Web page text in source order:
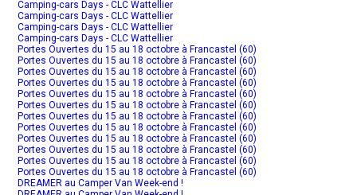
Camping-cars Days - CLC Wattellier
Camping-cars Days - CLC Wattellier
Camping-cars Days - CLC Wattellier
Camping-cars Days - CLC Wattellier
Portes Ouvertes du 15 au 18 octobre à Francastel (60)
Portes Ouvertes du 15 au 18 octobre à Francastel (60)
Portes Ouvertes du 15 au 18 octobre à Francastel (60)
Portes Ouvertes du 15 au 18 octobre à Francastel (60)
Portes Ouvertes du 15 au 18 octobre à Francastel (60)
Portes Ouvertes du 15 au 18 octobre à Francastel (60)
Portes Ouvertes du 15 au 18 octobre à Francastel (60)
Portes Ouvertes du 15 au 18 octobre à Francastel (60)
Portes Ouvertes du 15 au 18 octobre à Francastel (60)
Portes Ouvertes du 15 au 18 octobre à Francastel (60)
Portes Ouvertes du 15 au 18 octobre à Francastel (60)
Portes Ouvertes du 15 au 18 octobre à Francastel (60)
DREAMER au Camper Van Week-end !